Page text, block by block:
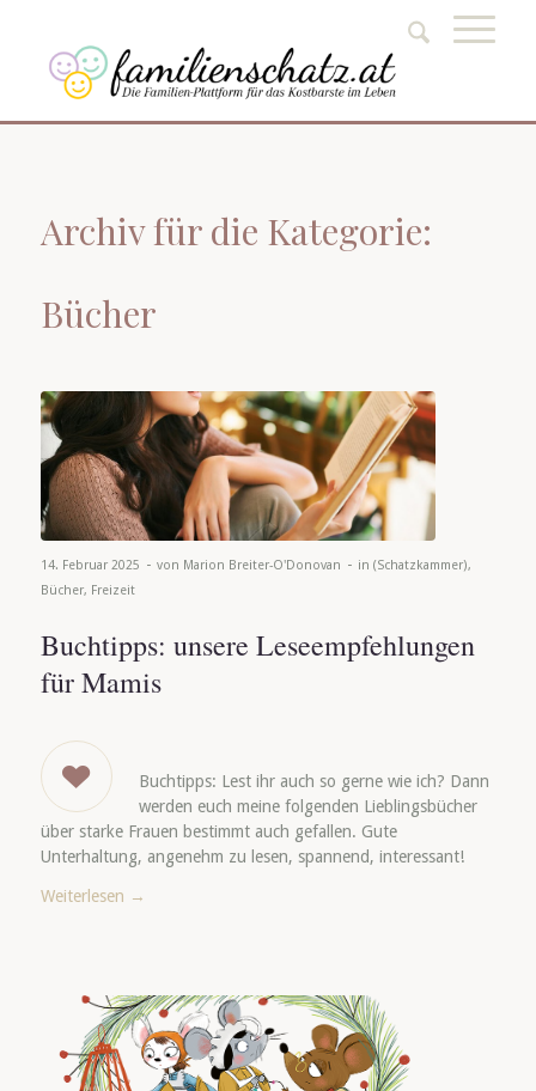
Archiv für die Kategorie:
Bücher
14. Februar 2025 - von Marion Breiter-O'Donovan - in (Schatzkammer),
Bücher, Freizeit
Buchtipps: unsere Leseempfehlungen
für Mamis
Buchtipps: Lest ihr auch so gerne wie ich? Dann
werden euch meine folgenden Lieblingsbücher
über starke Frauen bestimmt auch gefallen. Gute
Unterhaltung, angenehm zu lesen, spannend, interessant!
Weiterlesen →